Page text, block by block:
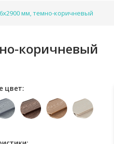
мм, темно-коричневый
коричневый
цвет: